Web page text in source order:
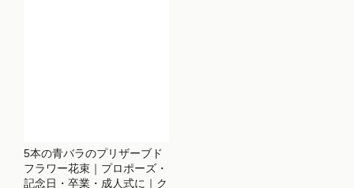
5本の青バラのプリザーブド
フラワー花束｜プロポーズ・
記念日・卒業・成人式に｜ク